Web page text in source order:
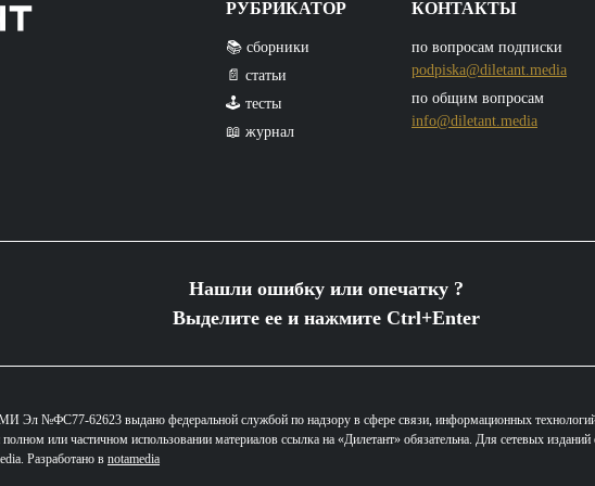
РУБРИКАТОР
📚 сборники
📄 статьи
🕹️ тесты
📖 журнал
КОНТАКТЫ
по вопросам подписки
podpiska@diletant.media
по общим вопросам
info@diletant.media
Нашли ошибку или опечатку ?
Выделите ее и нажмите Ctrl+Enter
Эл №ФС77-62623 выдано федеральной службой по надзору в сфере связи, информационных
или частичном использовании материалов ссылка на «Дилетант» обязательна. Для сетевых изданий
Разработано в notamedia